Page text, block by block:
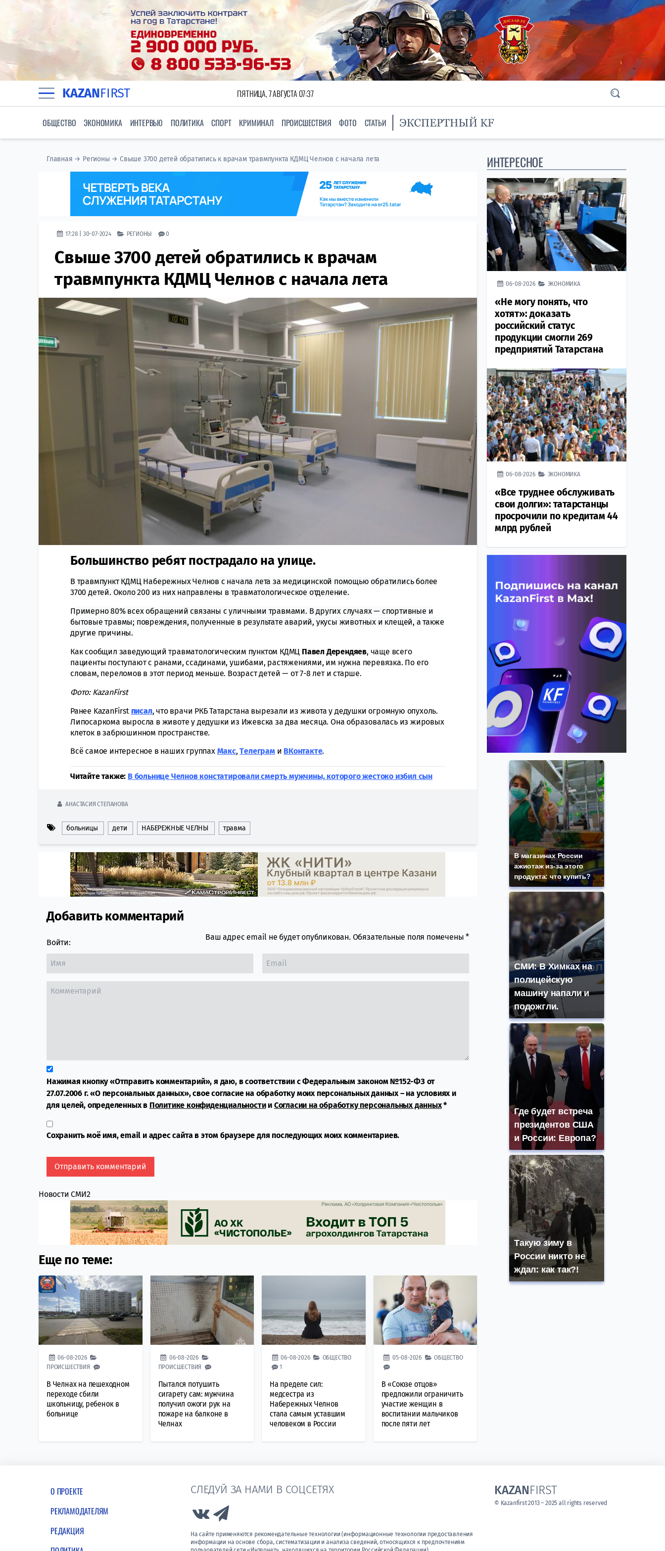
KAZANFIRST ПЯТНИЦА, 7 АВГУСТА 07:37
ОБЩЕСТВО ЭКОНОМИКА ИНТЕРВЬЮ ПОЛИТИКА СПОРТ КРИМИНАЛ ПРОИСШЕСТВИЯ ФОТО СТАТЬИ
Главная → Регионы →Свыше 3700 детей обратились к врачам травмпункта КДМЦ Челнов с начала лета
17:28 | 30-07-2024 РЕГИОНЫ 0
Свыше 3700 детей обратились к врачам
травмпункта КДМЦ Челнов с начала лета
Большинство ребят пострадало на улице.
В травмпункт КДМЦ Набережных Челнов с начала лета за медицинской помощью обратились более
3700 детей. Около 200 из них направлены в травматологическое отделение.
Примерно 80% всех обращений связаны с уличными травмами. В других случаях — спортивные и
бытовые травмы; повреждения, полученные в результате аварий, укусы животных и клещей, а также
другие причины.
Как сообщил заведующий травматологическим пунктом КДМЦ Павел Дерендяев, чаще всего
пациенты поступают с ранами, ссадинами, ушибами, растяжениями, им нужна перевязка. По его
словам, переломов в этот период меньше. Возраст детей — от 7-8 лет и старше.
Фото: KazanFirst
Ранее KazanFirst писал, что врачи РКБ Татарстана вырезали из живота у дедушки огромную опухоль.
Липосаркома выросла в животе у дедушки из Ижевска за два месяца. Она образовалась из жировых
клеток в забрюшинном пространстве.
Всё самое интересное в наших группах Макс,Tелеграми ВКонтакте.
Читайте также: В больнице Челнов констатировали смерть мужчины, которого жестоко избил сын
АНАСТАСИЯ СТЕПАНОВА
больницы дети НАБЕРЕЖНЫЕ ЧЕЛНЫ травма
Comment section
Добавить комментарий
Войти:
Ваш адрес email не будет опубликован. Обязательные поля помечены*
Нажимая кнопку «Отправить комментарий», я даю, в соответствии с Федеральным законом №152-ФЗ от
27.07.2006 г. «О персональных данных», свое согласие на обработку моих персональных данных – на условиях и
для целей, определенных в Политике конфиденциальностии Согласии на обработку персональных данных*
Сохранить моё имя, email и адрес сайта в этом браузере для последующих моих комментариев.
Новости СМИ2
Еще по теме:
06-08-2026
ПРОИСШЕСТВИЯ
В Челнах на пешеходном
переходе сбили
школьницу, ребенок в
больнице
06-08-2026
ПРОИСШЕСТВИЯ
Пытался потушить
сигарету сам: мужчина
получил ожоги рук на
пожаре на балконе в
Челнах
06-08-2026
ОБЩЕСТВО
1
На пределе сил:
медсестра из
Набережных Челнов
стала самым уставшим
человеком в России
05-08-2026 ОБЩЕСТВО
В «Союзе отцов»
предложили ограничить
участие женщин в
воспитании мальчиков
после пяти лет
ИНТЕРЕСНОЕ
06-08-2026 ЭКОНОМИКА
«Не могу понять, что
хотят»: доказать
российский статус
продукции смогли 269
предприятий Татарстана
06-08-2026 ЭКОНОМИКА
«Все труднее обслуживать
свои долги»: татарстанцы
просрочили по кредитам 44
млрд рублей
В магазинах России
ажиотаж из-за этого
продукта: что купить?
СМИ: В Химках на
полицейскую
машину напали и
подожгли.
Где будет встреча
президентов США
и России: Европа?
Такую зиму в
России никто не
ждал: как так?!
О ПРОЕКТЕ
РЕКЛАМОДАТЕЛЯМ
РЕДАКЦИЯ
СЛЕДУЙ ЗА НАМИ В СОЦСЕТЯХ
Link to Vk
На сайте применяются рекомендательные технологии (информационные технологии предоставления
информации на основе сбора, систематизации и анализа сведений, относящихся к предпочтениям
KAZANFIRST
© Kazanfirst 2013 – 2025 all rights reserved